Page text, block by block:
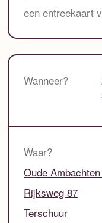
een entreekaart
Wanneer?
Waar?
Oude
Rijksweg 87
Terschuur